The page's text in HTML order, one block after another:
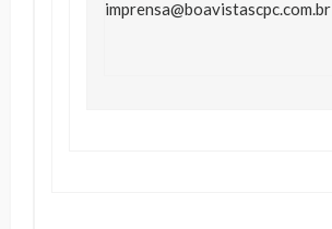
imprensa@boavistascpc.com.br